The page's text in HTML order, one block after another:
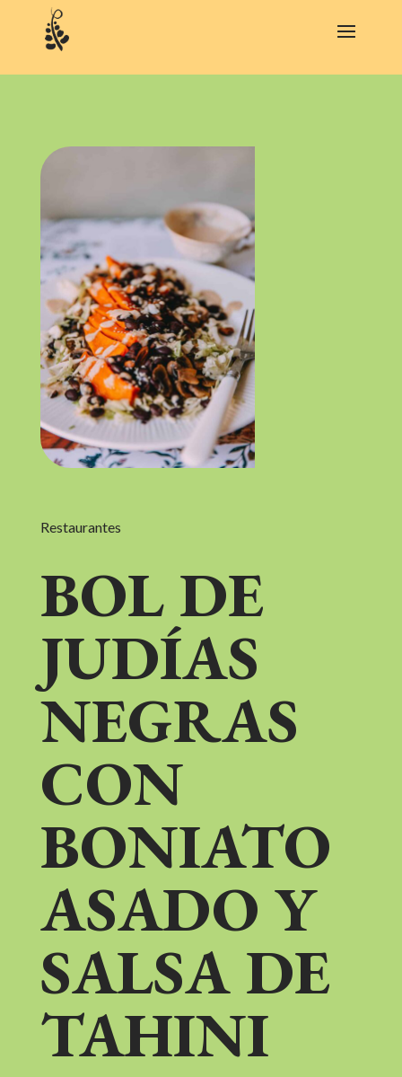
Restaurantes
BOL DE
JUDÍAS
NEGRAS
CON
BONIATO
ASADO Y
SALSA DE
TAHINI